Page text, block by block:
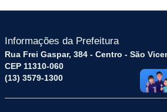
Informações da Prefeitura
Rua Frei Gaspar, 384 - Centro - São
CEP 11310-060
(13) 3579-1300